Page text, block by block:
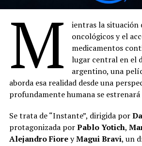
M
ientras la situación
oncológicos y el
medicamentos
lugar central en el
argentino, una
aborda esa realidad desde una
profundamente humana se estrenará
Se trata de “Instante”, dirigida por
protagonizada porPablo Yotich,
Alejandro FioreyMagui Bravi, un